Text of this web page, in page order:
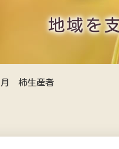
地域を
月 柿生産者